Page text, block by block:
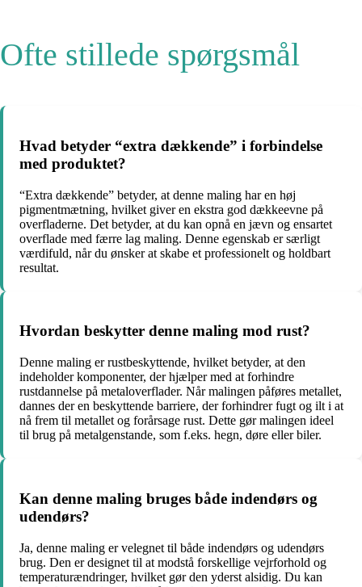
Ofte stillede spørgsmål
Hvad betyder “extra dækkende” i forbindelse
med produktet?
“Extra dækkende” betyder, at denne maling har en høj
pigmentmætning, hvilket giver en ekstra god dækkeevne på
overfladerne. Det betyder, at du kan opnå en jævn og ensartet
overflade med færre lag maling. Denne egenskab er særligt
værdifuld, når du ønsker at skabe et professionelt og holdbart
resultat.
Hvordan beskytter denne maling mod rust?
Denne maling er rustbeskyttende, hvilket betyder, at den
indeholder komponenter, der hjælper med at forhindre
rustdannelse på metaloverflader. Når malingen påføres metallet,
dannes der en beskyttende barriere, der forhindrer fugt og ilt i at
nå frem til metallet og forårsage rust. Dette gør malingen ideel
til brug på metalgenstande, som f.eks. hegn, døre eller biler.
Kan denne maling bruges både indendørs og
udendørs?
Ja, denne maling er velegnet til både indendørs og udendørs
brug. Den er designet til at modstå forskellige vejrforhold og
temperaturændringer, hvilket gør den yderst alsidig. Du kan